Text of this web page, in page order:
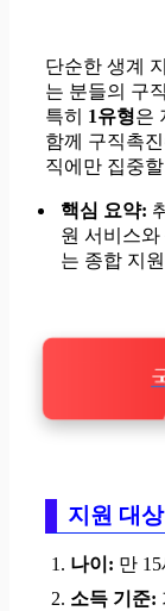
단순한 생계
는 분들의 구
특히 1유형은
함께 구직촉
직에만 집중
핵심 요약:
원 서비스
는 종합 지
지원 대
나이: 만
소득 기준: